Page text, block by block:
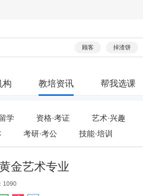
顾客 掉渣饼
构 教培资讯 帮我选课
学 资格·考证
艺术·兴趣
考研·考公 技能·培训
金艺术专业
1090